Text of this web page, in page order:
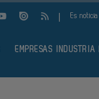
| Es noticia
EMPRESAS INDUSTRIA